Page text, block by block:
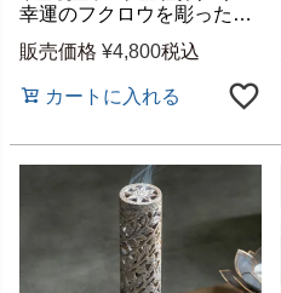
幸運のフクロウを彫ったソープストーンのブックエンド 左右2個セット 約W13×D7×H18cm [34619]
販売価格 ¥4,800税込
カートに入れる